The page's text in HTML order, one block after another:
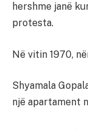
hershme janë
protesta.
Në vitin 1970,
Shyamala
një apartament